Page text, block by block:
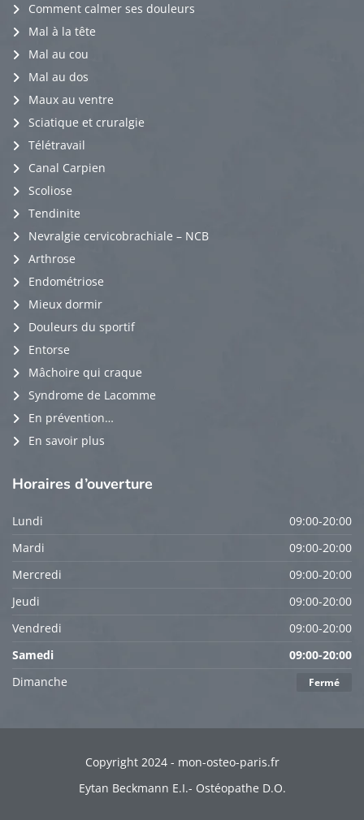
Comment calmer ses douleurs
Mal à la tête
Mal au cou
Mal au dos
Maux au ventre
Sciatique et cruralgie
Télétravail
Canal Carpien
Scoliose
Tendinite
Nevralgie cervicobrachiale – NCB
Arthrose
Endométriose
Mieux dormir
Douleurs du sportif
Entorse
Mâchoire qui craque
Syndrome de Lacomme
En prévention…
En savoir plus
Horaires d’ouverture
Lundi
09:00-20:00
Mardi
09:00-20:00
Mercredi
09:00-20:00
Jeudi
09:00-20:00
Vendredi
09:00-20:00
Samedi
09:00-20:00
Dimanche
Fermé
Copyright 2024 - mon-osteo-paris.fr
Eytan Beckmann E.I.- Ostéopathe D.O.